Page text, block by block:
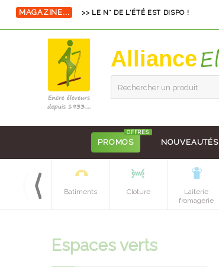
MAGAZINE... >> LE N° DE L'ÉTÉ EST DISPO !
Alliance
Rechercher un produit
PROMOS
OFFRES
NOUVEAUTÉS
Equipements
Batiments Cloture
Laiterie
fromagerie
Espaces verts